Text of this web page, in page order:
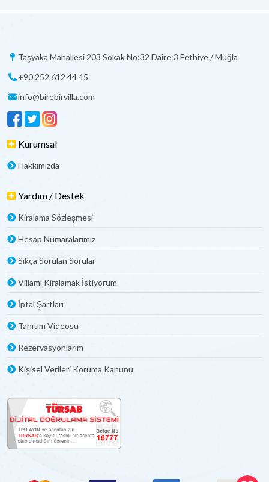
Taşyaka Mahallesi 203 Sokak No:32 Daire:3 Fethiye / Muğla
+90 252 612 44 45
info@birebirvilla.com
Kurumsal
Hakkımızda
Yardım / Destek
Kiralama Sözleşmesi
Hesap Numaralarımız
Sıkça Sorulan Sorular
Villamı Kiralamak İstiyorum
İptal Şartları
Tanıtım Videosu
Rezervasyonlarım
Kişisel Verileri Koruma Kanunu